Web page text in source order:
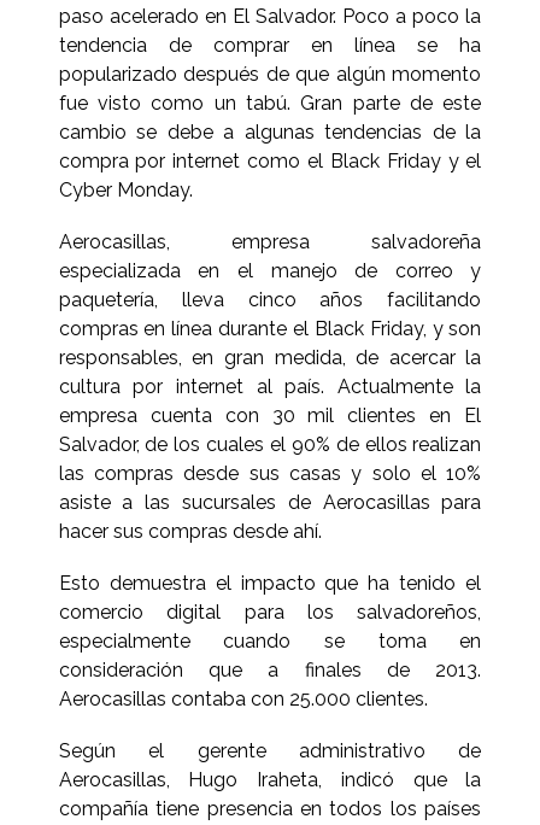
paso acelerado en El Salvador. Poco a poco la
tendencia de comprar en línea se ha
popularizado después de que algún momento
fue visto como un tabú. Gran parte de este
cambio se debe a algunas tendencias de la
compra por internet como el Black Friday y el
Cyber Monday.
Aerocasillas, empresa salvadoreña
especializada en el manejo de correo y
paquetería, lleva cinco años facilitando
compras en línea durante el Black Friday, y son
responsables, en gran medida, de acercar la
cultura por internet al país. Actualmente la
empresa cuenta con 30 mil clientes en El
Salvador, de los cuales el 90% de ellos realizan
las compras desde sus casas y solo el 10%
asiste a las sucursales de Aerocasillas para
hacer sus compras desde ahí.
Esto demuestra el impacto que ha tenido el
comercio digital para los salvadoreños,
especialmente cuando se toma en
consideración que a finales de 2013.
Aerocasillas contaba con 25.000 clientes.
Según el gerente administrativo de
Aerocasillas, Hugo Iraheta, indicó que la
compañía tiene presencia en todos los países